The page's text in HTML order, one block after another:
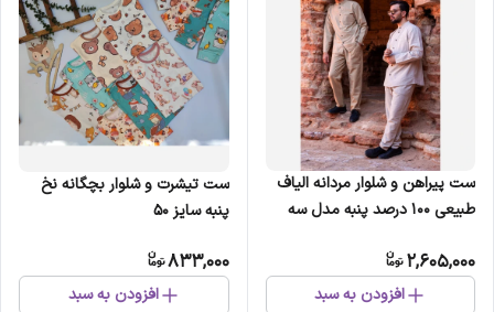
ست پیراهن و شلوار مردانه الیاف
طبیعی 100 درصد پنبه مدل سه
2,605,000
افزودن به سبد
ست تیشرت و شلوار بچگانه نخ
پنبه سایز 50
833,000
افزودن به سبد